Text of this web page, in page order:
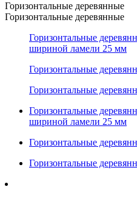
Горизонтальные деревянные
Горизонтальные деревянные
Горизонтальные
шириной ламели 25 мм
Горизонтальные
Горизонтальные
Горизонтальные
шириной ламели 25 мм
Горизонтальные
Горизонтальные